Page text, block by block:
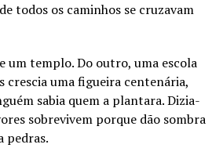
todos os caminhos se cruzavam
um templo. Do outro, uma escola
crescia uma figueira centenária,
sabia quem a plantara. Dizia-
sobrevivem porque dão sombra
pedras.